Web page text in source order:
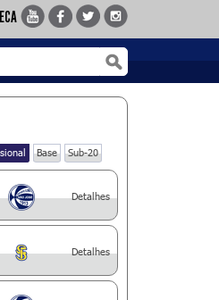
Base Sub-20
Detalhes
Detalhes